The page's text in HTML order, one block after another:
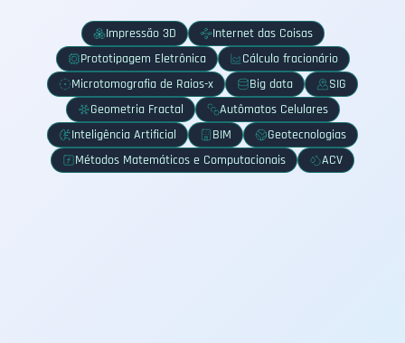
Impressão 3D
Internet das Coisas
Prototipagem Eletrônica
Cálculo fracionário
Microtomografia de Raios-x
Big data
SIG
Geometria Fractal
Autômatos Celulares
Inteligência Artificial
BIM
Geotecnologias
Métodos Matemáticos e Computacionais
ACV